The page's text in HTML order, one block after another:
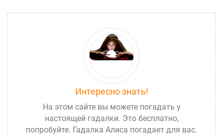
Интересно знать!
На этом сайте вы можете погадать у
настоящей гадалки. Это бесплатно,
попробуйте. Гадалка Алиса погадает для вас.